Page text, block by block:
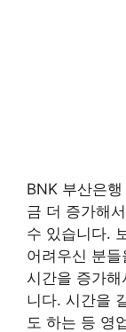
BNK 부산은
금 더 증가해
수 있습니다.
어려우신 분
시간을 증가
니다. 시간을
도 하는 등 영